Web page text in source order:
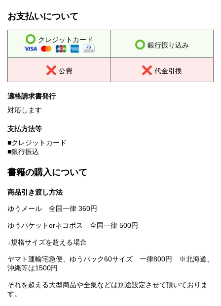
お支払いについて
クレジットカード
銀行振り込み
公費 代金引換
適格請求書発行
対応します
支払方法等
■クレジットカード
■銀行振込
書籍の購入について
商品引き渡し方法
ゆうメール 全国一律 360円
ゆうパケットorネコポス 全国一律 500円
↓規格サイズを超える場合
ヤマト運輸宅急便、ゆうパック60サイズ 一律800円 ※北海道、
沖縄等は1500円
それを超える大型商品や全集などは別途設定させて頂いておりま
す。